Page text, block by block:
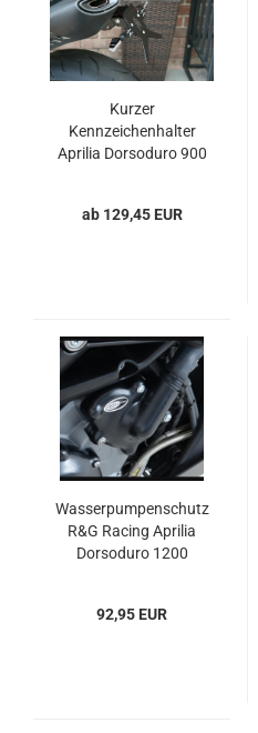
Kurzer
Kennzeichenhalter
Aprilia Dorsoduro 900
ab 129,45 EUR
Wasserpumpenschutz
R&G Racing Aprilia
Dorsoduro 1200
92,95 EUR